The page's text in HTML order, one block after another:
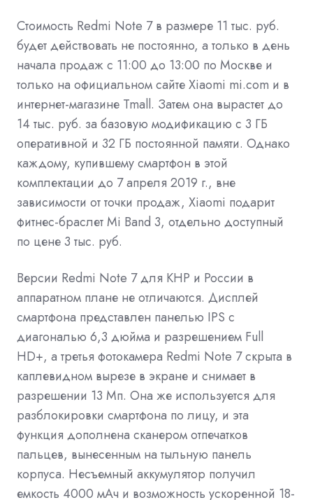
Стоимость Redmi Note 7 в размере 11 тыс. руб.
будет действовать не постоянно, а только в день
начала продаж с 11:00 до 13:00 по Москве и
только на официальном сайте Xiaomi mi.com и в
интернет-магазине Tmall. Затем она вырастет до
14 тыс. руб. за базовую модификацию с 3 ГБ
оперативной и 32 ГБ постоянной памяти. Однако
каждому, купившему смартфон в этой
комплектации до 7 апреля 2019 г., вне
зависимости от точки продаж, Xiaomi подарит
фитнес-браслет Mi Band 3, отдельно доступный
по цене 3 тыс. руб.
Версии Redmi Note 7 для КНР и России в
аппаратном плане не отличаются. Дисплей
смартфона представлен панелью IPS с
диагональю 6,3 дюйма и разрешением Full
HD+, а третья фотокамера Redmi Note 7 скрыта в
каплевидном вырезе в экране и снимает в
разрешении 13 Мп. Она же используется для
разблокировки смартфона по лицу, и эта
функция дополнена сканером отпечатков
пальцев, вынесенным на тыльную панель
корпуса. Несъемный аккумулятор получил
емкость 4000 мАч и возможность ускоренной 18-